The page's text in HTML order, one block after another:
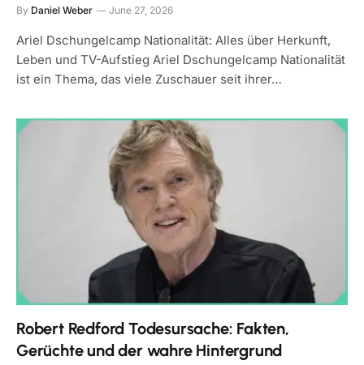
By Daniel Weber June 27, 2026
Ariel Dschungelcamp Nationalität: Alles über Herkunft,
Leben und TV-Aufstieg Ariel Dschungelcamp Nationalität
ist ein Thema, das viele Zuschauer seit ihrer…
Robert Redford Todesursache: Fakten,
Gerüchte und der wahre Hintergrund